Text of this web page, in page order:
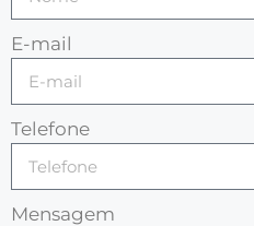
E-mail
Telefone
Mensagem